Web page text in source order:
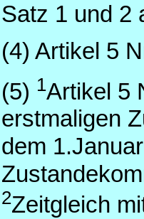
Satz 1 und 2
(4) Artikel 5
(5) 1Artikel 5
erstmaligen
dem
2Zeitgleich